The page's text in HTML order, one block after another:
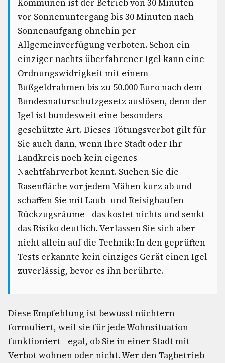
Kommunen ist der Betrieb von 30 Minuten
vor Sonnenuntergang bis 30 Minuten nach
Sonnenaufgang ohnehin per
Allgemeinverfügung verboten. Schon ein
einziger nachts überfahrener Igel kann eine
Ordnungswidrigkeit mit einem
Bußgeldrahmen bis zu 50.000 Euro nach dem
Bundesnaturschutzgesetz auslösen, denn der
Igel ist bundesweit eine besonders
geschützte Art. Dieses Tötungsverbot gilt für
Sie auch dann, wenn Ihre Stadt oder Ihr
Landkreis noch kein eigenes
Nachtfahrverbot kennt. Suchen Sie die
Rasenfläche vor jedem Mähen kurz ab und
schaffen Sie mit Laub- und Reisighaufen
Rückzugsräume - das kostet nichts und senkt
das Risiko deutlich. Verlassen Sie sich aber
nicht allein auf die Technik: In den geprüften
Tests erkannte kein einziges Gerät einen Igel
zuverlässig, bevor es ihn berührte.
Diese Empfehlung ist bewusst nüchtern
formuliert, weil sie für jede Wohnsituation
funktioniert - egal, ob Sie in einer Stadt mit
Verbot wohnen oder nicht. Wer den Tagbetrieb